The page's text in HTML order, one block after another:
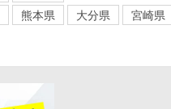
熊本県 大分県 宮崎県